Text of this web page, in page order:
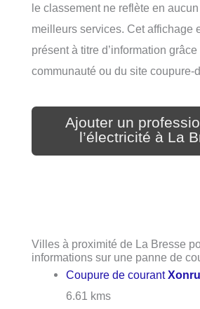
le classement ne reflète en
meilleurs services. Cet affichage
présent à titre d’information grâce
communauté ou du site coupure-
Ajouter un
l’électricité à La
Villes à proximité de La Bresse
informations sur une panne de
Coupure de courant
6.61 kms